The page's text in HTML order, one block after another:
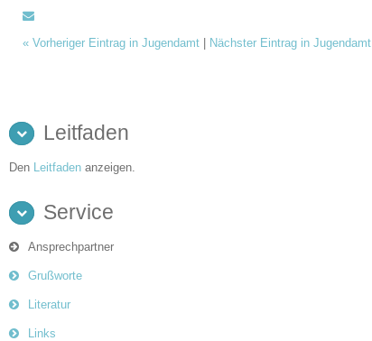
« Vorheriger Eintrag in Jugendamt | Nächster Eintrag in Jugendamt
Leitfaden
Den Leitfaden anzeigen.
Service
Ansprechpartner
Grußworte
Literatur
Links